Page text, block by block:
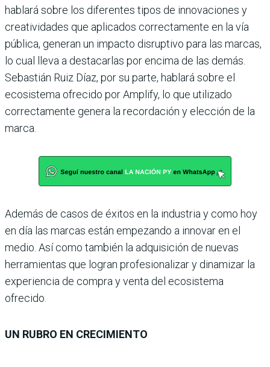
hablará sobre los diferentes tipos de innovaciones y
creatividades que aplicados correctamente en la vía
pública, generan un impacto disruptivo para las marcas,
lo cual lleva a destacarlas por encima de las demás.
Sebastián Ruiz Díaz, por su parte, hablará sobre el
ecosistema ofrecido por Amplify, lo que utilizado
correctamente genera la recordación y elección de la
marca.
Además de casos de éxitos en la industria y como hoy
en día las marcas están empezando a innovar en el
medio. Así como también la adquisición de nuevas
herramientas que logran profesionalizar y dinamizar la
experiencia de compra y venta del ecosistema
ofrecido.
UN RUBRO EN CRECIMIENTO